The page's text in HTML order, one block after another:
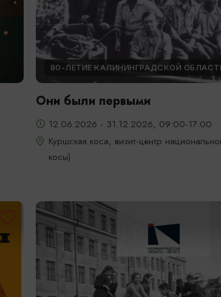
80-ЛЕТИЕ КАЛИНИНГРАДСКОЙ
Они были первыми
12.06.2026 - 31.12.2026, 09:00-17:00
Куршская коса, визит-центр
косы)